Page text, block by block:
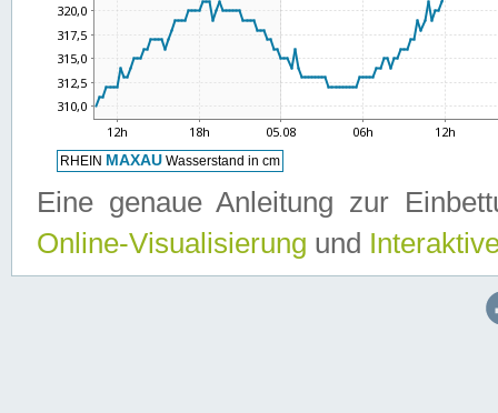
Eine genaue Anleitung zur
Online-Visualisierung und